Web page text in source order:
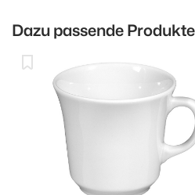
Dazu passende Produkte